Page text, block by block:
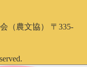
（農文協） 〒335-